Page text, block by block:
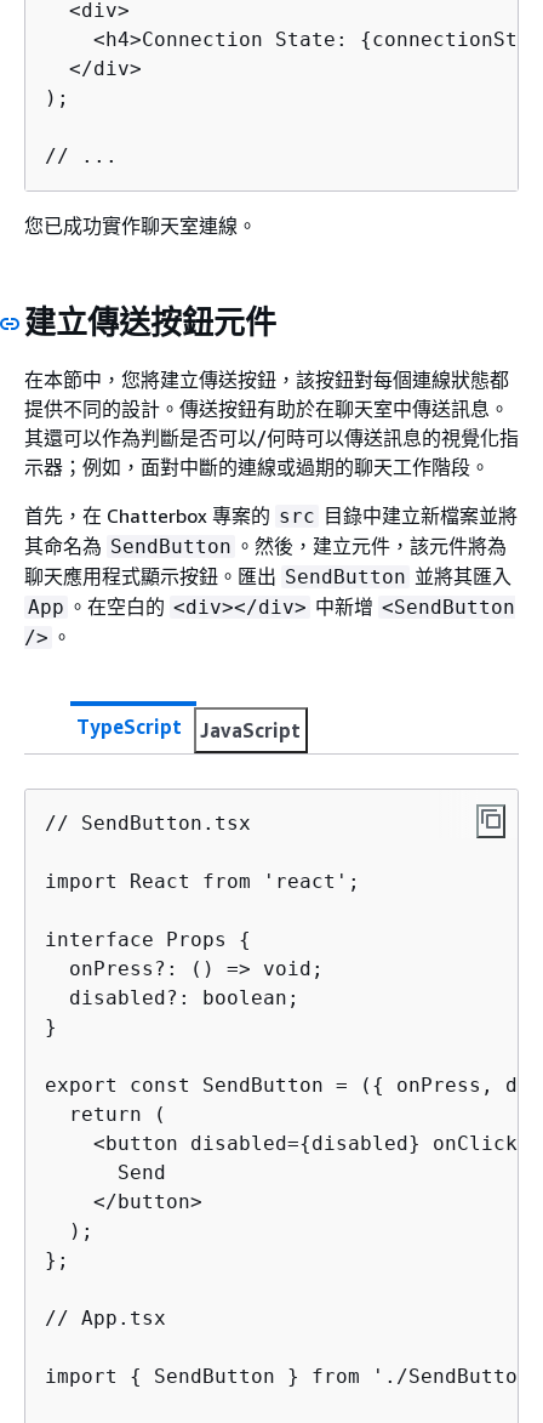
  <div>
    <h4>Connection State:
{
  </div>
);
// ...
您已成功實作聊天室連線。
建立傳送按鈕元件
在本節中，您將建立傳送按鈕，該按鈕對每個連線狀態都
提供不同的設計。傳送按鈕有助於在聊天室中傳送訊息。
其還可以作為判斷是否可以/何時可以傳送訊息的視覺化指
示器；例如，面對中斷的連線或過期的聊天工作階段。
首先，在 Chatterbox 專案的 src 目錄中建立新檔案並將
其命名為 SendButton 。然後，建立元件，該元件將為
聊天應用程式顯示按鈕。匯出 SendButton 並將其匯入
App 。在空白的 <div></div> 中新增 <SendButton
/> 。
TypeScript JavaScript
// SendButton.tsx
import React from 'react';
interface Props {
  onPress?: () => void;
  disabled?: boolean;
}
export const SendButton = ( {
onPress,
  return (
    <button disabled=
{disabled} onClick=
      Send
    </button>
  );
};
// App.tsx
import { SendButton } from './